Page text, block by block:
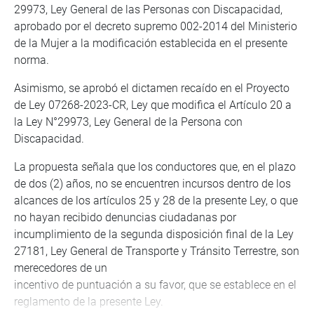
29973, Ley General de las Personas con Discapacidad,
aprobado por el decreto supremo 002-2014 del Ministerio
de la Mujer a la modificación establecida en el presente
norma.
Asimismo, se aprobó el dictamen recaído en el Proyecto
de Ley 07268-2023-CR, Ley que modifica el Artículo 20 a
la Ley N°29973, Ley General de la Persona con
Discapacidad.
La propuesta señala que los conductores que, en el plazo
de dos (2) años, no se encuentren incursos dentro de los
alcances de los artículos 25 y 28 de la presente Ley, o que
no hayan recibido denuncias ciudadanas por
incumplimiento de la segunda disposición final de la Ley
27181, Ley General de Transporte y Tránsito Terrestre, son
merecedores de un
incentivo de puntuación a su favor, que se establece en el
reglamento de la presente Ley.